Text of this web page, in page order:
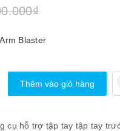
Blaster
Thêm vào giỏ hàng
cụ hỗ trợ tập tay tập tay